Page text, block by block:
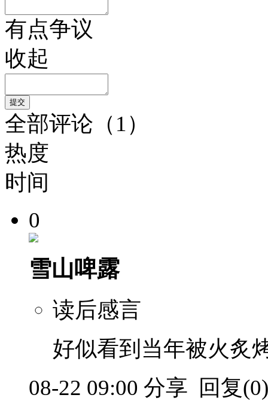
有点争议
收起
全部评论（1）
热度
时间
0
雪山啤露
读后感言
好似看到当年被火炙
08-22 09:00 分享
回复(0)